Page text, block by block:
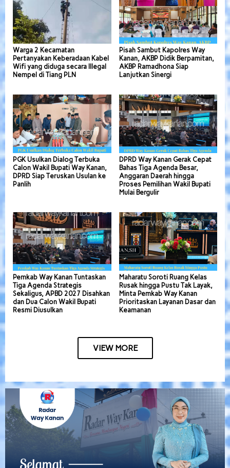
Warga 2 Kecamatan
Pertanyakan Keberadaan Kabel
Wifi yang diduga secara Illegal
Nempel di Tiang PLN
Pisah Sambut Kapolres Way
Kanan, AKBP Didik Berpamitan,
AKBP Ramadhona Siap
Lanjutkan Sinergi
PGK Usulkan Dialog Terbuka
Calon Wakil Bupati Way Kanan,
DPRD Siap Teruskan Usulan ke
Panlih
DPRD Way Kanan Gerak Cepat
Bahas Tiga Agenda Besar,
Anggaran Daerah hingga
Proses Pemilihan Wakil Bupati
Mulai Bergulir
Pemkab Way Kanan Tuntaskan
Tiga Agenda Strategis
Sekaligus, APBD 2027 Disahkan
dan Dua Calon Wakil Bupati
Resmi Diusulkan
Maharatu Soroti Ruang Kelas
Rusak hingga Pustu Tak Layak,
Minta Pemkab Way Kanan
Prioritaskan Layanan Dasar dan
Keamanan
VIEW MORE